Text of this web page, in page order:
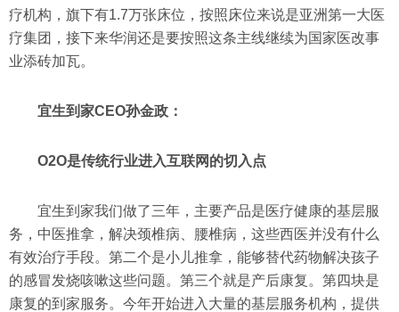
疗机构，旗下有1.7万张床位，按照床位来说是亚洲第一大医
疗集团，接下来华润还是要按照这条主线继续为国家医改事
业添砖加瓦。
宜生到家CEO孙金政：
O2O是传统行业进入互联网的切入点
宜生到家我们做了三年，主要产品是医疗健康的基层服
务，中医推拿，解决颈椎病、腰椎病，这些西医并没有什么
有效治疗手段。第二个是小儿推拿，能够替代药物解决孩子
的感冒发烧咳嗽这些问题。第三个就是产后康复。第四块是
康复的到家服务。今年开始进入大量的基层服务机构，提供